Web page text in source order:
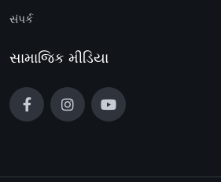
સંપર્ક
સામાજિક મીડિયા